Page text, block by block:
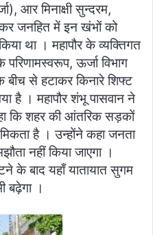
आर मिनाक्षी सुन्दरम,
जनहित में इन खंभों को
था । महापौर के व्यक्तिगत
ऊर्जा विभाग
से हटाकर किनारे शिफ्ट
है । महापौर शंभू पासवान ने
कि शहर की आंतरिक सड़कों
है । उन्होंने कहा जनता
नहीं किया जाएगा ।
के बाद यहाँ यातायात सुगम
बढ़ेगा ।